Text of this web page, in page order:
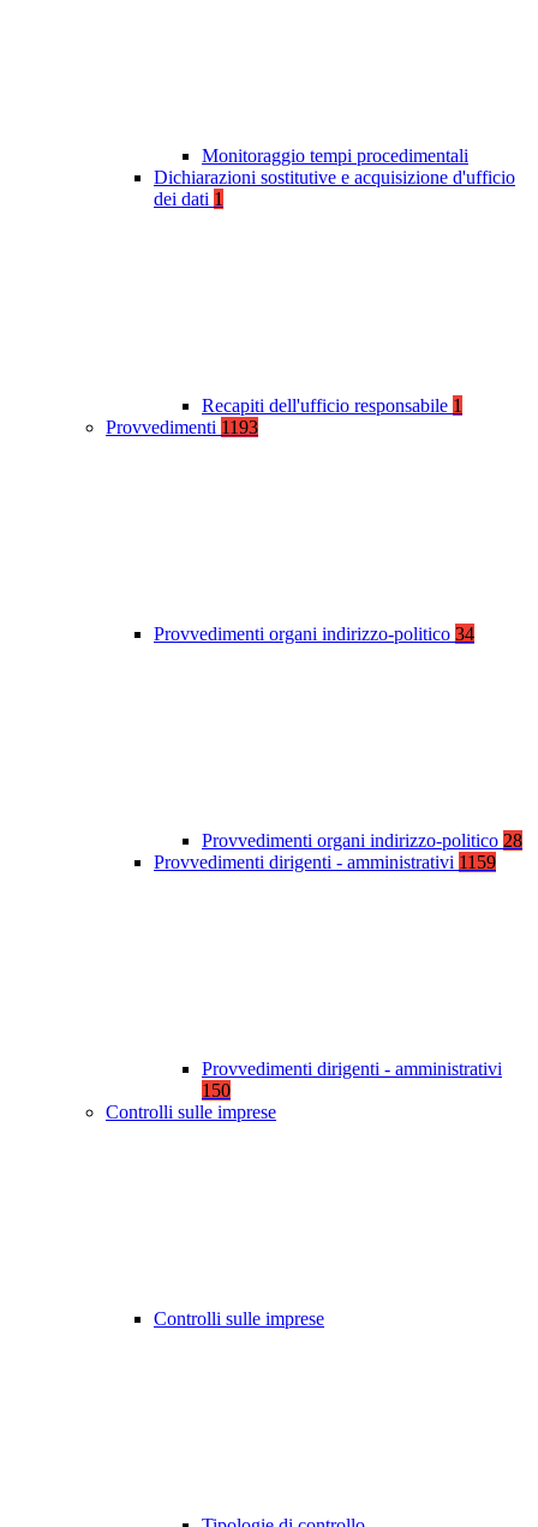
Monitoraggio tempi procedimentali
Dichiarazioni sostitutive e acquisizione d'ufficio
dei dati 1
Recapiti dell'ufficio responsabile 1
Provvedimenti 1193
Provvedimenti organi indirizzo-politico 34
Provvedimenti organi indirizzo-politico 28
Provvedimenti dirigenti - amministrativi 1159
Provvedimenti dirigenti - amministrativi
150
Controlli sulle imprese
Controlli sulle imprese